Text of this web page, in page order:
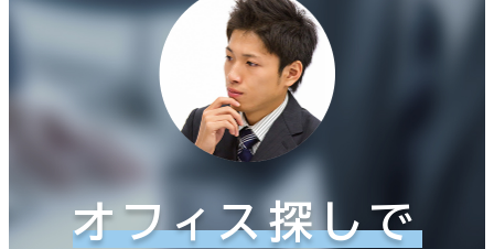
オフィス探しで